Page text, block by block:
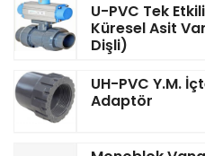
U-PVC Tek
Küresel Asit
Dişli)
UH-PVC Y.M.
Adaptör